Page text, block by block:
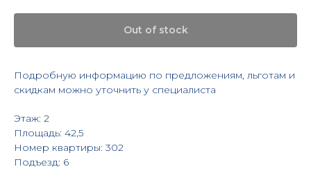
Out of stock
Подробную информацию по предложениям, льготам и
скидкам можно уточнить у специалиста
Этаж: 2
Площадь: 42,5
Номер квартиры: 302
Подъезд: 6